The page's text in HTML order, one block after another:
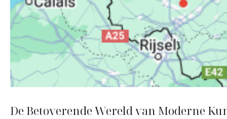
De Betoverende Wereld van Moderne